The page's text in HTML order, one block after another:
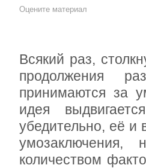
Оцените материал
Всякий раз,
продолжения
принимаются за
идея
убедительно, её и
умозаключения,
количеством